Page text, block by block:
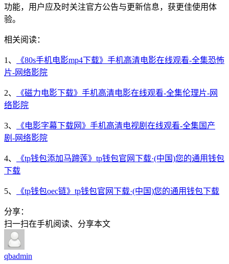
功能，用户应及时关注官方公告与更新信息，获更佳使用体
验。
相关阅读：
1、
《80s手机电影mp4下载》手机高清电影在线观看-全集恐怖
片-网络影院
2、
《磁力电影下载》手机高清电影在线观看-全集伦理片-网
络影院
3、
《电影字幕下载网》手机高清电视剧在线观看-全集国产
剧-网络影院
4、
《tp钱包添加马蹄莲》tp钱包官网下载·(中国)您的通用钱包
下载
5、 《tp钱包oec链》tp钱包官网下载·(中国)您的通用钱包下载
分享：
扫一扫在手机阅读、分享本文
qbadmin